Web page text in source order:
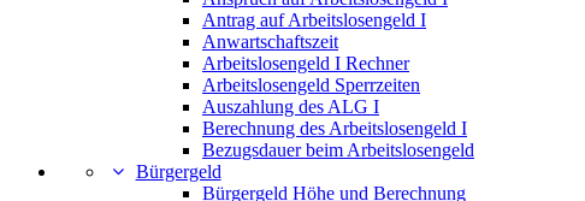
Antrag auf Arbeitslosengeld I
Anwartschaftszeit
Arbeitslosengeld I Rechner
Arbeitslosengeld Sperrzeiten
Auszahlung des ALG I
Berechnung des Arbeitslosengeld I
Bezugsdauer beim Arbeitslosengeld
Bürgergeld
Bürgergeld Höhe und Berechnung